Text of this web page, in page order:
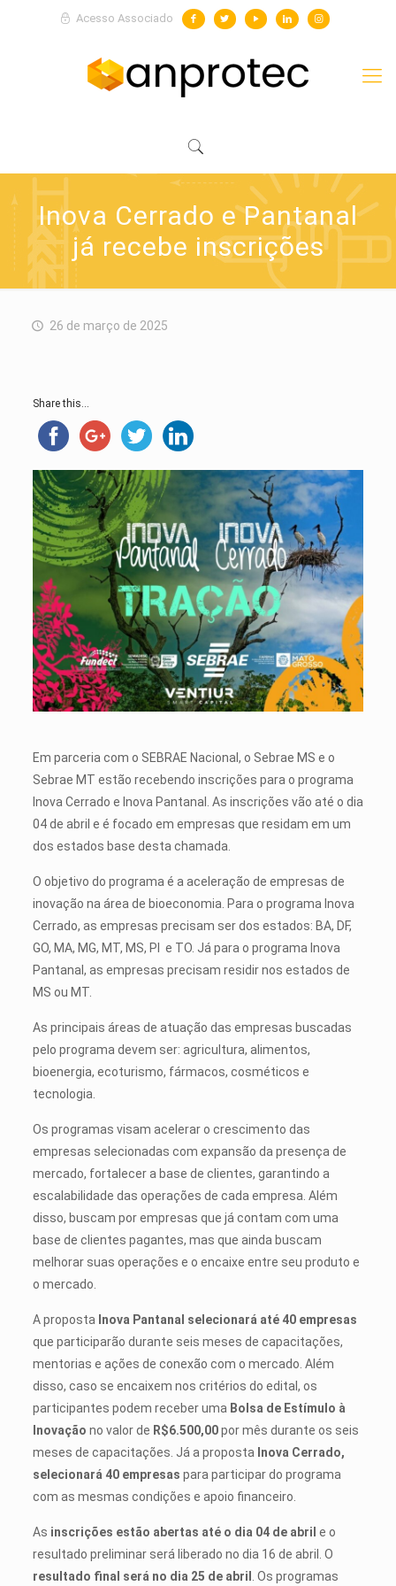
Acesso Associado
Inova Cerrado e Pantanal
já recebe inscrições
26 de março de 2025
Share this...
Em parceria com o SEBRAE Nacional, o Sebrae MS e o
Sebrae MT estão recebendo inscrições para o programa
Inova Cerrado e Inova Pantanal. As inscrições vão até o dia
04 de abril e é focado em empresas que residam em um
dos estados base desta chamada.
O objetivo do programa é a aceleração de empresas de
inovação na área de bioeconomia. Para o programa Inova
Cerrado, as empresas precisam ser dos estados: BA, DF,
GO, MA, MG, MT, MS, PI e TO. Já para o programa Inova
Pantanal, as empresas precisam residir nos estados de
MS ou MT.
As principais áreas de atuação das empresas buscadas
pelo programa devem ser: agricultura, alimentos,
bioenergia, ecoturismo, fármacos, cosméticos e
tecnologia.
Os programas visam acelerar o crescimento das
empresas selecionadas com expansão da presença de
mercado, fortalecer a base de clientes, garantindo a
escalabilidade das operações de cada empresa. Além
disso, buscam por empresas que já contam com uma
base de clientes pagantes, mas que ainda buscam
melhorar suas operações e o encaixe entre seu produto e
o mercado.
A propostaInova Pantanal selecionará até 40 empresas
que participarão durante seis meses de capacitações,
mentorias e ações de conexão com o mercado. Além
disso, caso se encaixem nos critérios do edital, os
participantes podem receber uma Bolsa de Estímulo à
Inovação no valor de R$6.500,00por mês durante os seis
meses de capacitações. Já a proposta Inova Cerrado,
selecionará 40 empresas para participar do programa
com as mesmas condições e apoio financeiro.
As inscrições estão abertas até o dia 04 de abril e o
resultado preliminar será liberado no dia 16 de abril. O
resultado final será no dia 25 de abril . Os programas